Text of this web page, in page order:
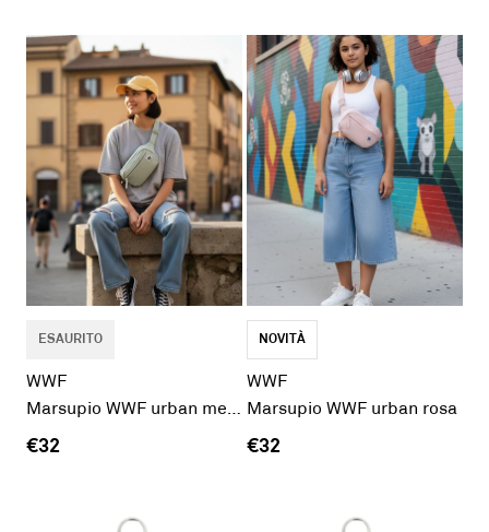
ESAURITO
WWF
Marsupio WWF urban menta
€32
NOVITÀ
WWF
Marsupio WWF urban rosa
€32